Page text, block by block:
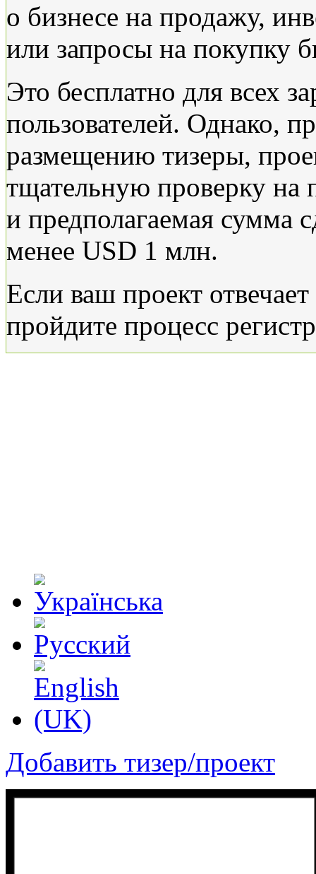
о бизнесе на продажу,
или запросы на покупку
Это бесплатно для всех
пользователей. Однако,
размещению тизеры,
тщательную проверку на
и предполагаемая сумма
менее USD 1 млн.
Если ваш проект
пройдите процесс
Добавить тизер/проект